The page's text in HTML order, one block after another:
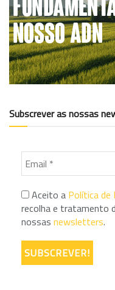
Subscrever as nossas
Aceito a Política de
recolha e tratamento
nossas newsletters.